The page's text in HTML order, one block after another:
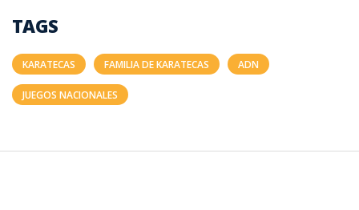
TAGS
KARATECAS FAMILIA DE KARATECAS ADN
JUEGOS NACIONALES